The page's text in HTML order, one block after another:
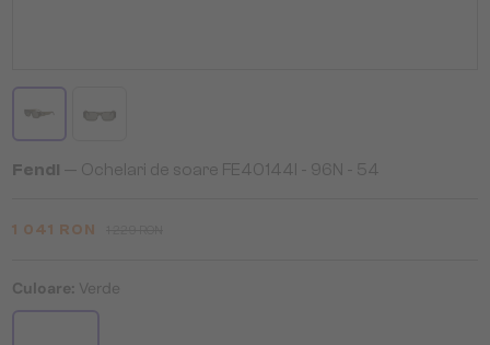
Fendi — Ochelari de soare FE40144I - 96N - 54
1 041 RON
Culoare: Verde